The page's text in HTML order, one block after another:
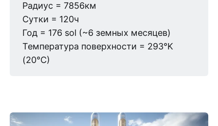
Радиус = 7856км
Сутки = 120ч
Год = 176 sol (~6 земных месяцев)
Температура поверхности = 293°K
(20°C)